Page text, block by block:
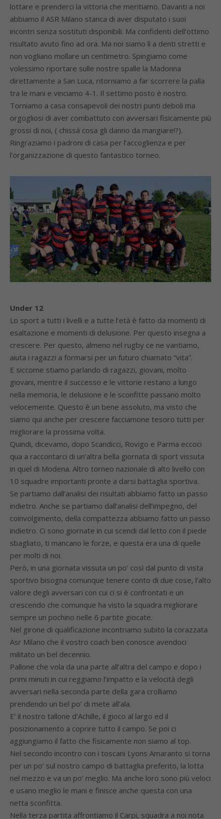
lottare e prenderci la vittoria che meritiamo. Davanti a noi
abbiamo il ASR Milano stanca di aver disputato i suoi
incontri senza sostituti disponibili. Ma confidenti dell’ottimo
risultato avuto fino ad ora. Ma noi siamo lì a denti stretti e
non vogliano mollare un centimetro. Spingiamo come
volessimo riportare sulle nostre spalle la Madonna
direttamente a San Luca, ritorniamo a far scorrere la palla
tra le mani e vinciamo 4-1. Il settimo posto è nostro.
Torniamo a casa consapevoli dei nostri punti deboli ma
orgogliosi di aver combattuto con avversari fisicamente più
grossi di noi, ( chissà cosa gli danno da mangiare!?).
Ringraziamo i padroni di casa per l’accoglienza e per
l’organizzazione di questo fantastico torneo.
Under 12
Lo sport a tutti i livelli e a tutte l’età è fatto da momenti di
esaltazione e momenti di delusione. Per questo insegna a
crescere. Per questo, almeno nel rugby ce ne vantiamo,
aiuta i ragazzi a formarsi per un futuro chiamato “vita”.
E siccome stiamo parlando di ragazzi, giovani, molto
giovani, mentre il successo e le vittorie restano a lungo
nella memoria, le delusione e le sconfitte passano molto
velocemente. Questo è un bene assoluto, ma visto che
siamo qui anche per crescere facciamone tesoro tutti per
migliorare la prossima volta.
Quindi, dicevamo, dopo Scandicci, Rovigo e Parma eccoci
qua a raccontarci di un’altra bella giornata di sport vissuta
in quel di Modena. Altro torneo nazionale di alto livello con
10 squadre importanti pronte a darsi battaglia sportiva.
Se partiamo dall’analisi dei risultati abbiamo fatto un passo
indietro. Anche se partiamo dall’analisi dell’impegno, del
coinvolgimento, della compattezza abbiamo fatto un passo
indietro. Ci sono giornate in cui scendi dal letto con il piede
sbagliato, ti mancano le forze, e questa era una di quelle
per molti di noi.
Però, in una giornata vissuta un po’ così dal punto di vista
sportivo bisogna comunque tenere conto di due cose, l’alto
valore degli avversari con cui ci si è confrontati e un
crescendo che comunque ha visto la squadra migliorare
sempre un pochino nelle 6 partite giocate.
Nel girone di qualificazione incontriamo subito la corazzata
Asr Milano che il vostro coach ben conosce avendoci
militato un bel decennio.
Pallone che vola da una parte all’altra del campo e dopo i
primi minuti in cui reggiamo l’impatto e la velocità degli
avversari nella seconda parte della gara crolliamo
prendendo un bel po’ di mete all’ala.
E’ il nostro tallone d’Achille, il gioco al largo ed il
posizionamento a coprire tutto il campo. Se poi ci
aggiungiamo il fatto che fisicamente non siamo al top.
Nel secondo incontro con i toscani Lyons Amaranto si torna
per un po’ sul nostro campo di battaglia preferito, la lotta
nel mezzo e va un po’ meglio. Ma anche loro sono più veloci
e usano meglio le mani e finisce anche questa con una
netta sconfitta.
Nella terza partita affrontiamo il Carpi, squadra a noi nota